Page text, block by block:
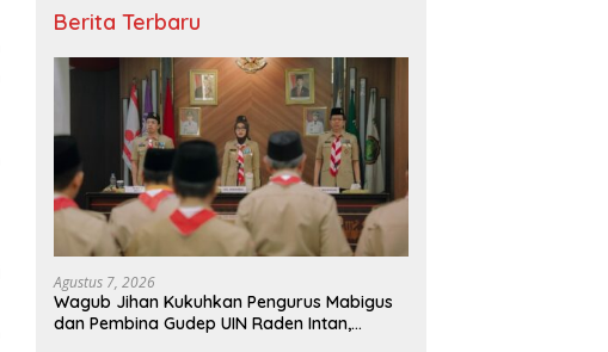
Berita Terbaru
Agustus 7, 2026
Wagub Jihan Kukuhkan Pengurus Mabigus
dan Pembina Gudep UIN Raden Intan,